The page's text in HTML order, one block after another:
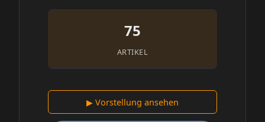
75
ARTIKEL
▶ Vorstellung ansehen